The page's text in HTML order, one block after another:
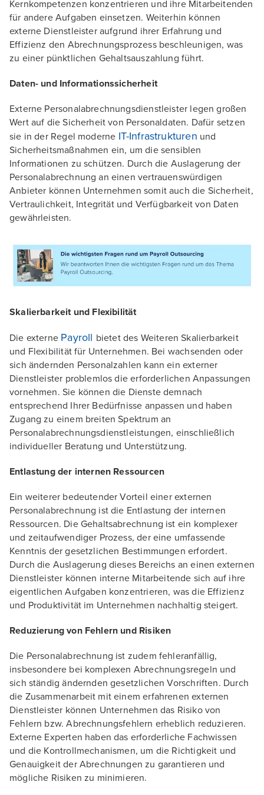
Kernkompetenzen konzentrieren und ihre Mitarbeitenden
für andere Aufgaben einsetzen. Weiterhin können
externe Dienstleister aufgrund ihrer Erfahrung und
Effizienz den Abrechnungsprozess beschleunigen, was
zu einer pünktlichen Gehaltsauszahlung führt.
Daten- und Informationssicherheit
Externe Personalabrechnungsdienstleister legen großen
Wert auf die Sicherheit von Personaldaten. Dafür setzen
sie in der Regel moderne IT-Infrastrukturen und
Sicherheitsmaßnahmen ein, um die sensiblen
Informationen zu schützen. Durch die Auslagerung der
Personalabrechnung an einen vertrauenswürdigen
Anbieter können Unternehmen somit auch die Sicherheit,
Vertraulichkeit, Integrität und Verfügbarkeit von Daten
gewährleisten.
Skalierbarkeit und Flexibilität
Die externe Payroll bietet des Weiteren Skalierbarkeit
und Flexibilität für Unternehmen. Bei wachsenden oder
sich ändernden Personalzahlen kann ein externer
Dienstleister problemlos die erforderlichen Anpassungen
vornehmen. Sie können die Dienste demnach
entsprechend Ihrer Bedürfnisse anpassen und haben
Zugang zu einem breiten Spektrum an
Personalabrechnungsdienstleistungen, einschließlich
individueller Beratung und Unterstützung.
Entlastung der internen Ressourcen
Ein weiterer bedeutender Vorteil einer externen
Personalabrechnung ist die Entlastung der internen
Ressourcen. Die Gehaltsabrechnung ist ein komplexer
und zeitaufwendiger Prozess, der eine umfassende
Kenntnis der gesetzlichen Bestimmungen erfordert.
Durch die Auslagerung dieses Bereichs an einen externen
Dienstleister können interne Mitarbeitende sich auf ihre
eigentlichen Aufgaben konzentrieren, was die Effizienz
und Produktivität im Unternehmen nachhaltig steigert.
Reduzierung von Fehlern und Risiken
Die Personalabrechnung ist zudem fehleranfällig,
insbesondere bei komplexen Abrechnungsregeln und
sich ständig ändernden gesetzlichen Vorschriften. Durch
die Zusammenarbeit mit einem erfahrenen externen
Dienstleister können Unternehmen das Risiko von
Fehlern bzw. Abrechnungsfehlern erheblich reduzieren.
Externe Experten haben das erforderliche Fachwissen
und die Kontrollmechanismen, um die Richtigkeit und
Genauigkeit der Abrechnungen zu garantieren und
mögliche Risiken zu minimieren.